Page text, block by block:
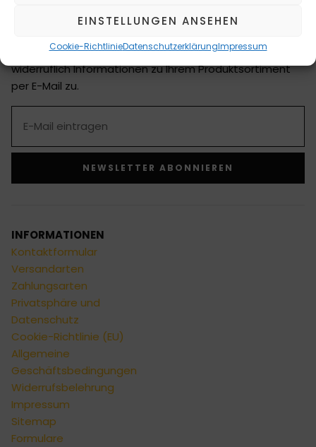
EINSTELLUNGEN ANSEHEN
Cookie-RichtlinieDatenschutzerklärungImpressum
NEWSLETTER ABONNIEREN
Datenschutzerklärung regelmäßig und jederzeit
widerruflich Informationen zu Ihrem Produktsortiment
per E-Mail zu.
NEWSLETTER ABONNIEREN
INFORMATIONEN
Kontaktformular
Versandarten
Zahlungsarten
Privatsphäre und
Datenschutz
Cookie-Richtlinie (EU)
Allgemeine
Geschäftsbedingungen
Widerrufsbelehrung
Impressum
Sitemap
Formulare